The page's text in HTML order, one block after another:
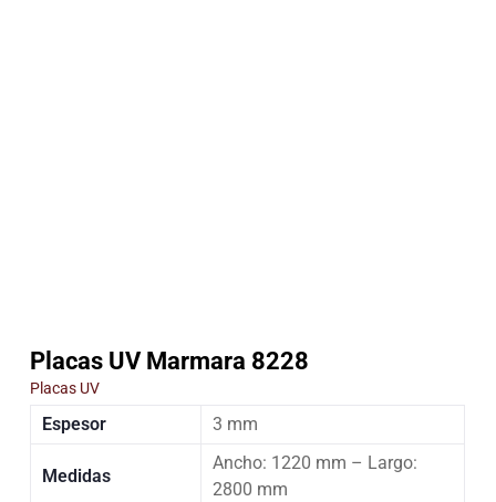
Placas UV Marmara 8228
Placas UV
Espesor 3 mm
Medidas
Ancho: 1220 mm – Largo:
2800 mm